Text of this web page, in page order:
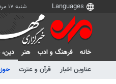
شنبه ۱۷ مرداد ۱۴۰۵
خانه فرهنگ و ادب هنر
دين،
عناوین اخبار
قرآن و عترت